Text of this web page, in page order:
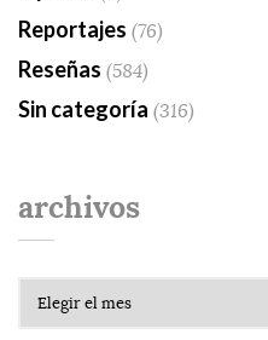
Reportajes (76)
Reseñas (584)
Sin categoría (316)
archivos